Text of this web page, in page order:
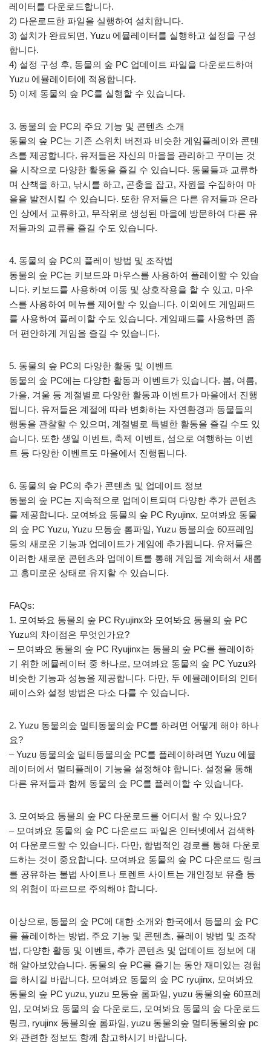
레이터를 다운로드합니다.
2) 다운로드한 파일을 실행하여 설치합니다.
3) 설치가 완료되면, Yuzu 에뮬레이터를 실행하고 설정을 구성
합니다.
4) 설정 구성 후, 동물의 숲 PC 업데이트 파일을 다운로드하여
Yuzu 에뮬레이터에 적용합니다.
5) 이제 동물의 숲 PC를 실행할 수 있습니다.
3. 동물의 숲 PC의 주요 기능 및 콘텐츠 소개
동물의 숲 PC는 기존 스위치 버전과 비슷한 게임플레이와 콘텐
츠를 제공합니다. 유저들은 자신의 마을을 관리하고 꾸미는 것
을 시작으로 다양한 활동을 즐길 수 있습니다. 동물들과 교류하
며 산책을 하고, 낚시를 하고, 곤충을 잡고, 자원을 수집하여 마
을을 발전시킬 수 있습니다. 또한 유저들은 다른 유저들과 온라
인 상에서 교류하고, 무작위로 생성된 마을에 방문하여 다른 유
저들과의 교류를 즐길 수도 있습니다.
4. 동물의 숲 PC의 플레이 방법 및 조작법
동물의 숲 PC는 키보드와 마우스를 사용하여 플레이할 수 있습
니다. 키보드를 사용하여 이동 및 상호작용을 할 수 있고, 마우
스를 사용하여 메뉴를 제어할 수 있습니다. 이외에도 게임패드
를 사용하여 플레이할 수도 있습니다. 게임패드를 사용하면 좀
더 편안하게 게임을 즐길 수 있습니다.
5. 동물의 숲 PC의 다양한 활동 및 이벤트
동물의 숲 PC에는 다양한 활동과 이벤트가 있습니다. 봄, 여름,
가을, 겨울 등 계절별로 다양한 활동과 이벤트가 마을에서 진행
됩니다. 유저들은 계절에 따라 변화하는 자연환경과 동물들의
행동을 관찰할 수 있으며, 계절별로 특별한 활동을 즐길 수도 있
습니다. 또한 생일 이벤트, 축제 이벤트, 섬으로 여행하는 이벤
트 등 다양한 이벤트도 마을에서 진행됩니다.
6. 동물의 숲 PC의 추가 콘텐츠 및 업데이트 정보
동물의 숲 PC는 지속적으로 업데이트되며 다양한 추가 콘텐츠
를 제공합니다. 모여봐요 동물의 숲 PC Ryujinx, 모여봐요 동물
의 숲 PC Yuzu, Yuzu 모동숲 롬파일, Yuzu 동물의숲 60프레임
등의 새로운 기능과 업데이트가 게임에 추가됩니다. 유저들은
이러한 새로운 콘텐츠와 업데이트를 통해 게임을 계속해서 새롭
고 흥미로운 상태로 유지할 수 있습니다.
FAQs:
1. 모여봐요 동물의 숲 PC Ryujinx와 모여봐요 동물의 숲 PC
Yuzu의 차이점은 무엇인가요?
– 모여봐요 동물의 숲 PC Ryujinx는 동물의 숲 PC를 플레이하
기 위한 에뮬레이터 중 하나로, 모여봐요 동물의 숲 PC Yuzu와
비슷한 기능과 성능을 제공합니다. 다만, 두 에뮬레이터의 인터
페이스와 설정 방법은 다소 다를 수 있습니다.
2. Yuzu 동물의숲 멀티동물의숲 PC를 하려면 어떻게 해야 하나
요?
– Yuzu 동물의숲 멀티동물의숲 PC를 플레이하려면 Yuzu 에뮬
레이터에서 멀티플레이 기능을 설정해야 합니다. 설정을 통해
다른 유저들과 함께 동물의 숲 PC를 플레이할 수 있습니다.
3. 모여봐요 동물의 숲 PC 다운로드를 어디서 할 수 있나요?
– 모여봐요 동물의 숲 PC 다운로드 파일은 인터넷에서 검색하
여 다운로드할 수 있습니다. 다만, 합법적인 경로를 통해 다운로
드하는 것이 중요합니다. 모여봐요 동물의 숲 PC 다운로드 링크
를 공유하는 불법 사이트나 토렌트 사이트는 개인정보 유출 등
의 위험이 따르므로 주의해야 합니다.
이상으로, 동물의 숲 PC에 대한 소개와 한국에서 동물의 숲 PC
를 플레이하는 방법, 주요 기능 및 콘텐츠, 플레이 방법 및 조작
법, 다양한 활동 및 이벤트, 추가 콘텐츠 및 업데이트 정보에 대
해 알아보았습니다. 동물의 숲 PC를 즐기는 동안 재미있는 경험
을 하시길 바랍니다. 모여봐요 동물의 숲 PC ryujinx, 모여봐요
동물의 숲 PC yuzu, yuzu 모동숲 롬파일, yuzu 동물의숲 60프레
임, 모여봐요 동물의 숲 다운로드, 모여봐요 동물의 숲 다운로드
링크, ryujinx 동물의숲 롬파일, yuzu 동물의숲 멀티동물의숲 pc
와 관련한 정보도 함께 참고하시기 바랍니다.